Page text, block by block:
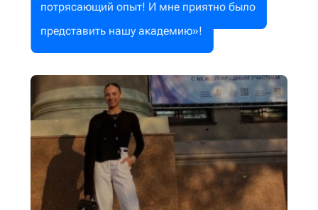
потрясающий опыт! И мне приятно было
представить нашу академию»!